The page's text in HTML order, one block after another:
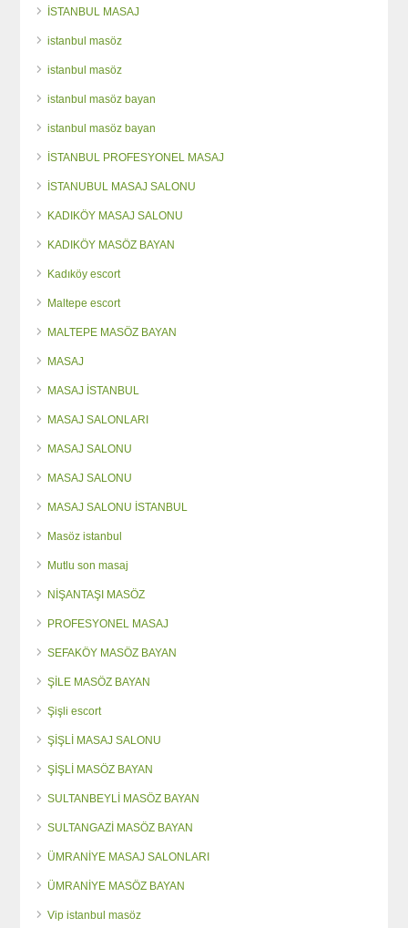
İSTANBUL MASAJ
istanbul masöz
istanbul masöz
istanbul masöz bayan
istanbul masöz bayan
İSTANBUL PROFESYONEL MASAJ
İSTANUBUL MASAJ SALONU
KADIKÖY MASAJ SALONU
KADIKÖY MASÖZ BAYAN
Kadıköy escort
Maltepe escort
MALTEPE MASÖZ BAYAN
MASAJ
MASAJ İSTANBUL
MASAJ SALONLARI
MASAJ SALONU
MASAJ SALONU
MASAJ SALONU İSTANBUL
Masöz istanbul
Mutlu son masaj
NİŞANTAŞI MASÖZ
PROFESYONEL MASAJ
SEFAKÖY MASÖZ BAYAN
ŞİLE MASÖZ BAYAN
Şişli escort
ŞİŞLİ MASAJ SALONU
ŞİŞLİ MASÖZ BAYAN
SULTANBEYLİ MASÖZ BAYAN
SULTANGAZİ MASÖZ BAYAN
ÜMRANİYE MASAJ SALONLARI
ÜMRANİYE MASÖZ BAYAN
Vip istanbul masöz